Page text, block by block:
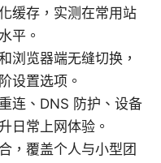
缓存，实测在常用站
平。
浏览器端无缝切换，
设置选项。
连、DNS 防护、设备
日常上网体验。
，覆盖个人与小型团